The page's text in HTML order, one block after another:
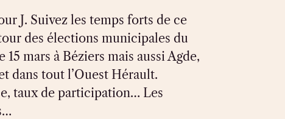
J. Suivez les temps forts de ce
des élections municipales du
15 mars à Béziers mais aussi Agde,
dans tout l’Ouest Hérault.
taux de participation… Les